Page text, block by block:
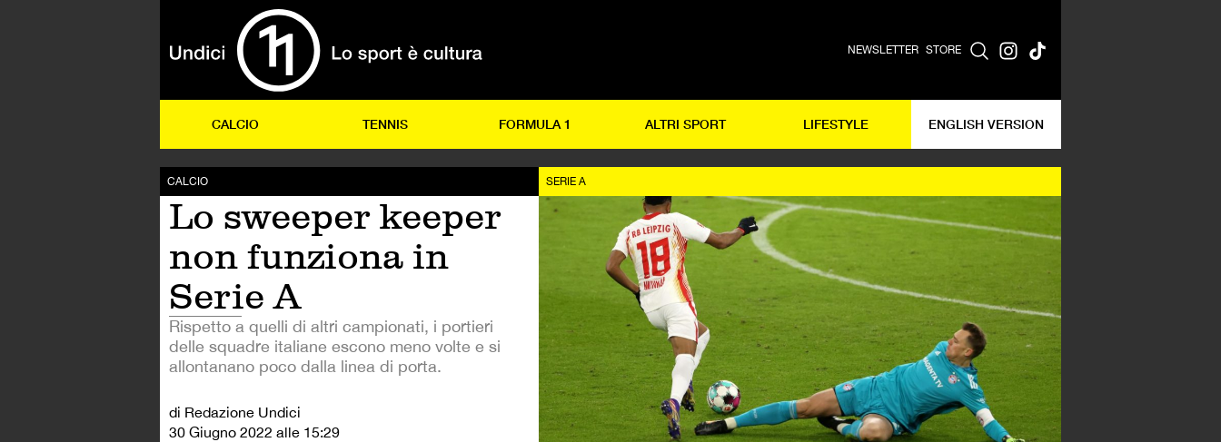
NEWSLETTER STORE
CALCIO TENNIS FORMULA 1 ALTRI SPORT LIFESTYLE ENGLISH VERSION
CALCIO
Lo sweeper keeper
non funziona in
Serie A
Rispetto a quelli di altri campionati, i portieri
delle squadre italiane escono meno volte e si
allontanano poco dalla linea di porta.
di Redazione Undici
30 Giugno 2022 alle 15:29
SERIE A